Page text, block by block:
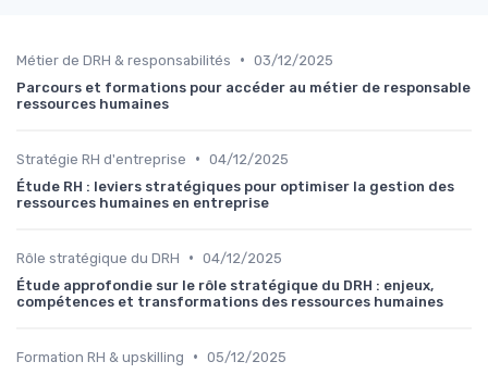
Métier de DRH & responsabilités • 03/12/2025
Parcours et formations pour accéder au métier de responsable
ressources humaines
Stratégie RH d'entreprise • 04/12/2025
Étude RH : leviers stratégiques pour optimiser la gestion des
ressources humaines en entreprise
Rôle stratégique du DRH • 04/12/2025
Étude approfondie sur le rôle stratégique du DRH : enjeux,
compétences et transformations des ressources humaines
Formation RH & upskilling • 05/12/2025